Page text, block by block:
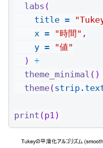
labs (
title =
x = "時間" ,
y = "値"
  )
+
theme_minimal ()
theme(
print (p1)